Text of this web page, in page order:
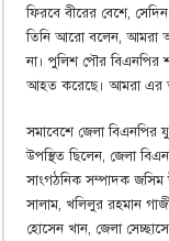
ফিরবে বীরের বেশে,
তিনি আরো বলেন, আমরা
না। পুলিশ পৌর বিএনপির
আহত করেছে। আমরা এর
সমাবেশে জেলা বিএনপির
উপস্থিত ছিলেন, জেলা
সাংগঠনিক সম্পাদক জসিম
সালাম, খলিলুর রহমান
হোসেন খান, জেলা